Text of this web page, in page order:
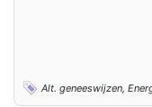
Alt. geneeswijzen,